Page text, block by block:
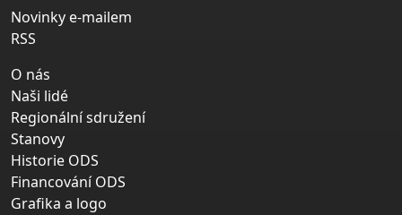
Novinky e-mailem
RSS
O nás
Naši lidé
Regionální sdružení
Stanovy
Historie ODS
Financování ODS
Grafika a logo